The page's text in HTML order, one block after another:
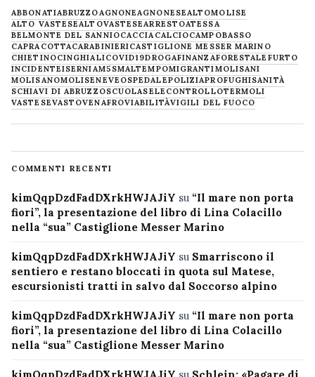
ABBONATIABRUZZOAGNONEAGNONESEALTOMOLISE
ALTO VASTESEALTOVASTESEARRESTOATESSA
BELMONTE DEL SANNIOCACCIACALCIOCAMPOBASSO
CAPRACOTTACARABINIERICASTIGLIONE MESSER MARINO
CHIETINOCINGHIALICOVID19DROGAFINANZAFORESTALE FURTO
INCIDENTEISERNIAM5SMALTEMPOMIGRANTIMOLISANI
MOLISANOMOLISENEVE OSPEDALEPOLIZIAPROFUGHISANITÀ
SCHIAVI DI ABRUZZOSCUOLASELECONTROLLOTERMOLI
VASTESEVASTOVENAFROVIABILITÀVIGILI DEL FUOCO
COMMENTI RECENTI
kimQqpDzdFadDXrkHWJAJiY su “Il mare non porta
fiori”, la presentazione del libro di Lina Colacillo
nella “sua” Castiglione Messer Marino
kimQqpDzdFadDXrkHWJAJiY su Smarriscono il
sentiero e restano bloccati in quota sul Matese,
escursionisti tratti in salvo dal Soccorso alpino
kimQqpDzdFadDXrkHWJAJiY su “Il mare non porta
fiori”, la presentazione del libro di Lina Colacillo
nella “sua” Castiglione Messer Marino